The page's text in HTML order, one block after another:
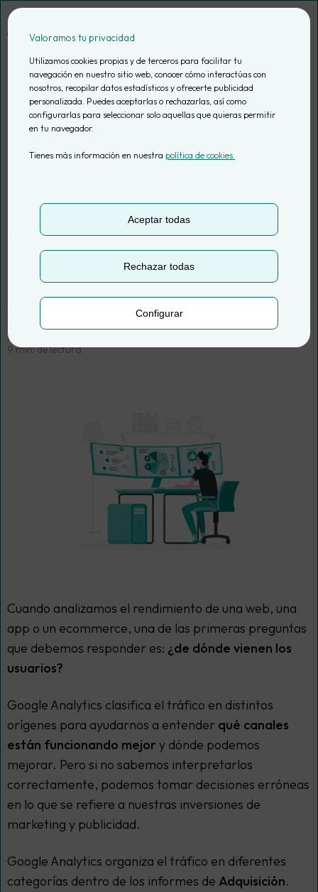
Valoramos tu privacidad
Utilizamos cookies propias y de terceros para facilitar tu
navegación en nuestro sitio web, conocer cómo interactúas con
nosotros, recopilar datos estadísticos y ofrecerte publicidad
personalizada. Puedes aceptarlas o rechazarlas, así como
configurarlas para seleccionar solo aquellas que quieras permitir
en tu navegador.
Tienes más información en nuestra política de cookies.
Aceptar todas
Rechazar todas
Configurar
Saltar
al
Orígenes de tráfico
en Google
significan y cómo
analizarlos
Ana Rey | Data Analyst
Actualizado el
9 min. de lectura
Cuando analizamos el rendimiento de una web, una
app o un ecommerce, una de las primeras preguntas
que debemos responder es: ¿de dónde vienen los
usuarios?
Google Analytics clasifica el tráfico en distintos
orígenes para ayudarnos a entender qué canales
están funcionando mejor y dónde podemos
mejorar. Pero si no sabemos interpretarlos
correctamente, podemos tomar decisiones erróneas
en lo que se refiere a nuestras inversiones de
marketing y publicidad.
Google Analytics organiza el tráfico en diferentes
categorías dentro de los informes de Adquisición.